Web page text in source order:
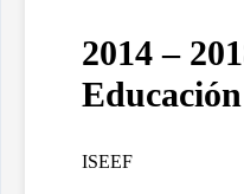
2014 –
ISEEF